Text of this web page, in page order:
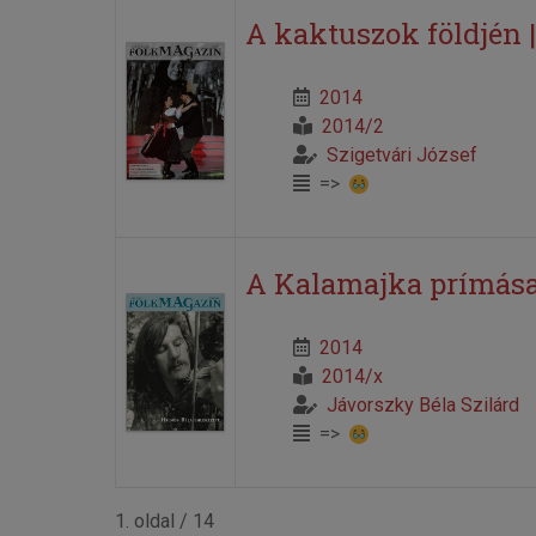
A kaktuszok földjén |
2014
2014/2
Szigetvári József
=>
A Kalamajka
2014
2014/x
Jávorszky Béla Szilárd
=>
1. oldal / 14